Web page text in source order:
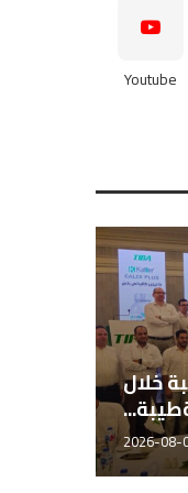
Youtube
بشركة
حفل إعلان